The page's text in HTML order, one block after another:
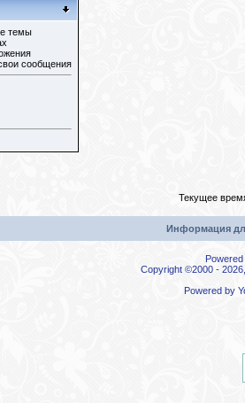
темы
сообщения
Текущее
Информация
Copyright ©2000 -
Powered by